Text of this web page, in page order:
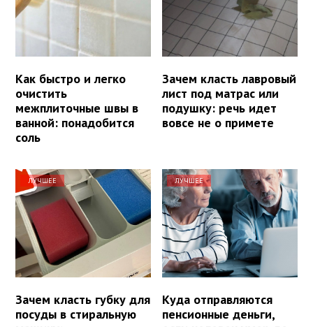
Как быстро и легко
очистить
межплиточные швы в
ванной: понадобится
соль
Зачем класть лавровый
лист под матрас или
подушку: речь идет
вовсе не о примете
ЛУЧШЕЕ
Зачем класть губку для
посуды в стиральную
ЛУЧШЕЕ
Куда отправляются
пенсионные деньги,